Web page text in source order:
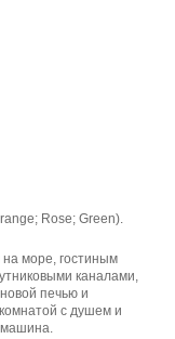
(Deluxe; Orange; Rose; Green).
море, гостиным
каналами,
печью и
с душем и